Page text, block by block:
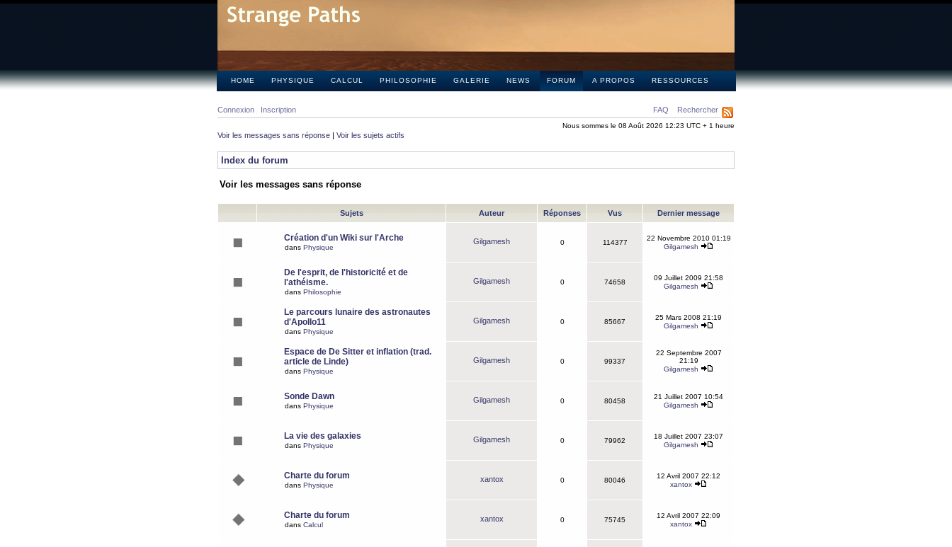
HOME PHYSIQUE CALCUL PHILOSOPHIE GALERIE NEWS FORUM A PROPOS RESSOURCES
FAQ Rechercher
Connexion Inscription
Nous sommes le 08 Août 2026 12:23 UTC + 1 heure
Voir les messages sans réponse | Voir les sujets actifs
Index du forum
Voir les messages sans réponse
Sujets Auteur Réponses Vus Dernier message
Création d'un Wiki sur l'Arche
dans Physique
Gilgamesh 0 114377
22 Novembre 2010 01:19
Gilgamesh
De l'esprit, de l'historicité et de
l'athéisme.
dans Philosophie
Gilgamesh 0 74658
09 Juillet 2009 21:58
Gilgamesh
Le parcours lunaire des astronautes
d'Apollo11
dans Physique
Gilgamesh 0 85667
25 Mars 2008 21:19
Gilgamesh
Espace de De Sitter et inflation (trad.
article de Linde)
dans Physique
Gilgamesh 0 99337
22 Septembre 2007
21:19
Gilgamesh
Sonde Dawn
dans Physique
Gilgamesh 0 80458
21 Juillet 2007 10:54
Gilgamesh
La vie des galaxies
dans Physique
Gilgamesh 0 79962
18 Juillet 2007 23:07
Gilgamesh
Charte du forum
dans Physique
xantox 0 80046
12 Avril 2007 22:12
xantox
Charte du forum
dans Calcul
xantox 0 75745
12 Avril 2007 22:09
xantox